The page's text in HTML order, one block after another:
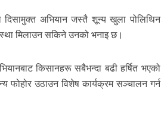
अभियान जस्तै शून्य खुला पोलिथिन
मिलाउन सकिने उनको भनाइ छ।
किसानहरू सबैभन्दा बढी हर्षित भएको
उठाउन विशेष कार्यक्रम सञ्चालन गर्न